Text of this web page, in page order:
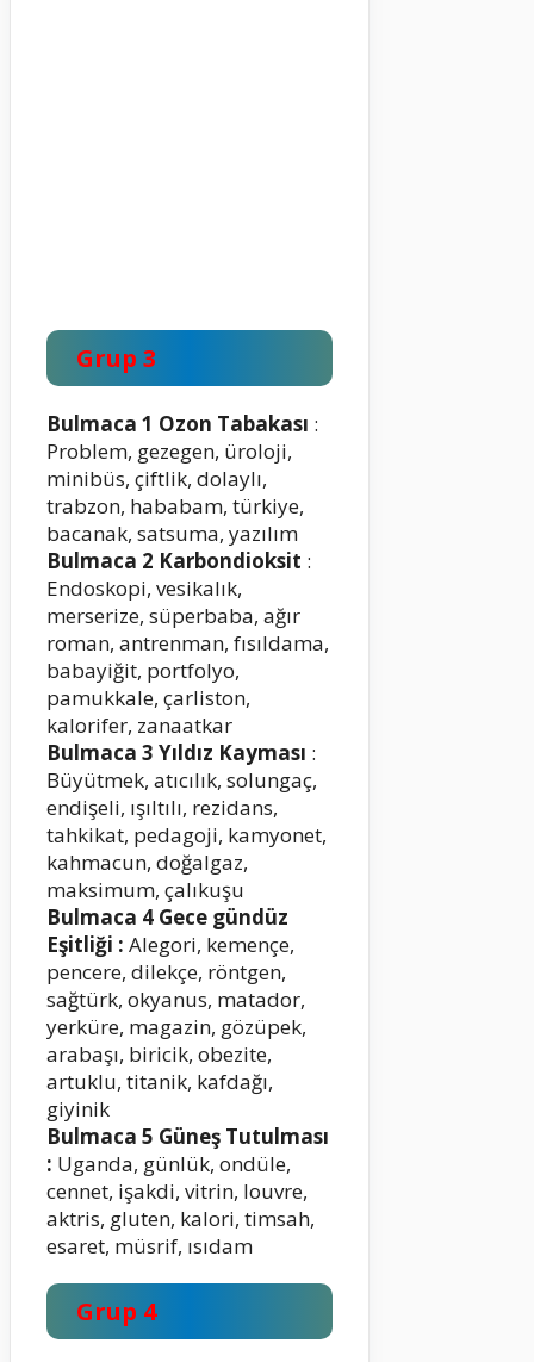
Grup 3
Bulmaca 1 Ozon Tabakası :
Problem, gezegen, üroloji,
minibüs, çiftlik, dolaylı,
trabzon, hababam, türkiye,
bacanak, satsuma, yazılım
Bulmaca 2 Karbondioksit :
Endoskopi, vesikalık,
merserize, süperbaba, ağır
roman, antrenman, fısıldama,
babayiğit, portfolyo,
pamukkale, çarliston,
kalorifer, zanaatkar
Bulmaca 3 Yıldız Kayması :
Büyütmek, atıcılık, solungaç,
endişeli, ışıltılı, rezidans,
tahkikat, pedagoji, kamyonet,
kahmacun, doğalgaz,
maksimum, çalıkuşu
Bulmaca 4 Gece gündüz
Eşitliği : Alegori, kemençe,
pencere, dilekçe, röntgen,
sağtürk, okyanus, matador,
yerküre, magazin, gözüpek,
arabaşı, biricik, obezite,
artuklu, titanik, kafdağı,
giyinik
Bulmaca 5 Güneş Tutulması
: Uganda, günlük, ondüle,
cennet, işakdi, vitrin, louvre,
aktris, gluten, kalori, timsah,
esaret, müsrif, ısıdam
Grup 4